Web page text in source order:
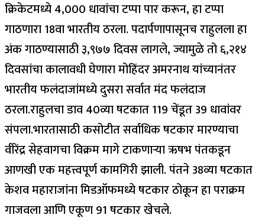
क्रिकेटमध्ये 4,000 धावांचा टप्पा पार करून, हा टप्पा
गाठणारा 18वा भारतीय ठरला. पदार्पणापासूनच राहुलला हा
अंक गाठण्यासाठी ३,९७७ दिवस लागले, ज्यामुळे तो ६,२१४
दिवसांचा कालावधी घेणारा मोहिंदर अमरनाथ यांच्यानंतर
भारतीय फलंदाजांमध्ये दुसरा सर्वात मंद फलंदाज
ठरला.राहुलचा डाव 40व्या षटकात 119 चेंडूत 39 धावांवर
संपला.भारतासाठी कसोटीत सर्वाधिक षटकार मारण्याचा
वीरेंद्र सेहवागचा विक्रम मागे टाकणाऱ्या ऋषभ पंतकडून
आणखी एक महत्त्वपूर्ण कामगिरी झाली. पंतने 38व्या षटकात
केशव महाराजांना मिडऑफमध्ये षटकार ठोकून हा पराक्रम
गाजवला आणि एकूण 91 षटकार खेचले.